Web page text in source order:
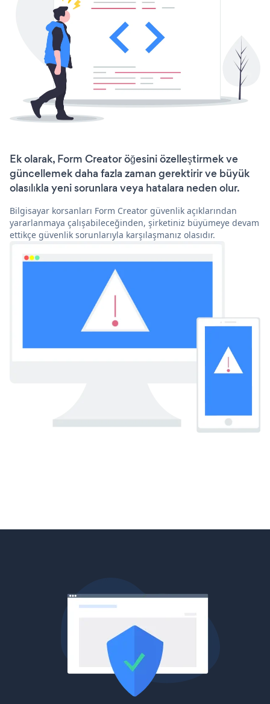
Ek olarak, Form Creator öğesini özelleştirmek ve
güncellemek daha fazla zaman gerektirir ve büyük
olasılıkla yeni sorunlara veya hatalara neden olur.
Bilgisayar korsanları Form Creator güvenlik açıklarından
yararlanmaya çalışabileceğinden, şirketiniz büyümeye devam
ettikçe güvenlik sorunlarıyla karşılaşmanız olasıdır.